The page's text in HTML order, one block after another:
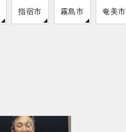
指宿市 霧島市 奄美市